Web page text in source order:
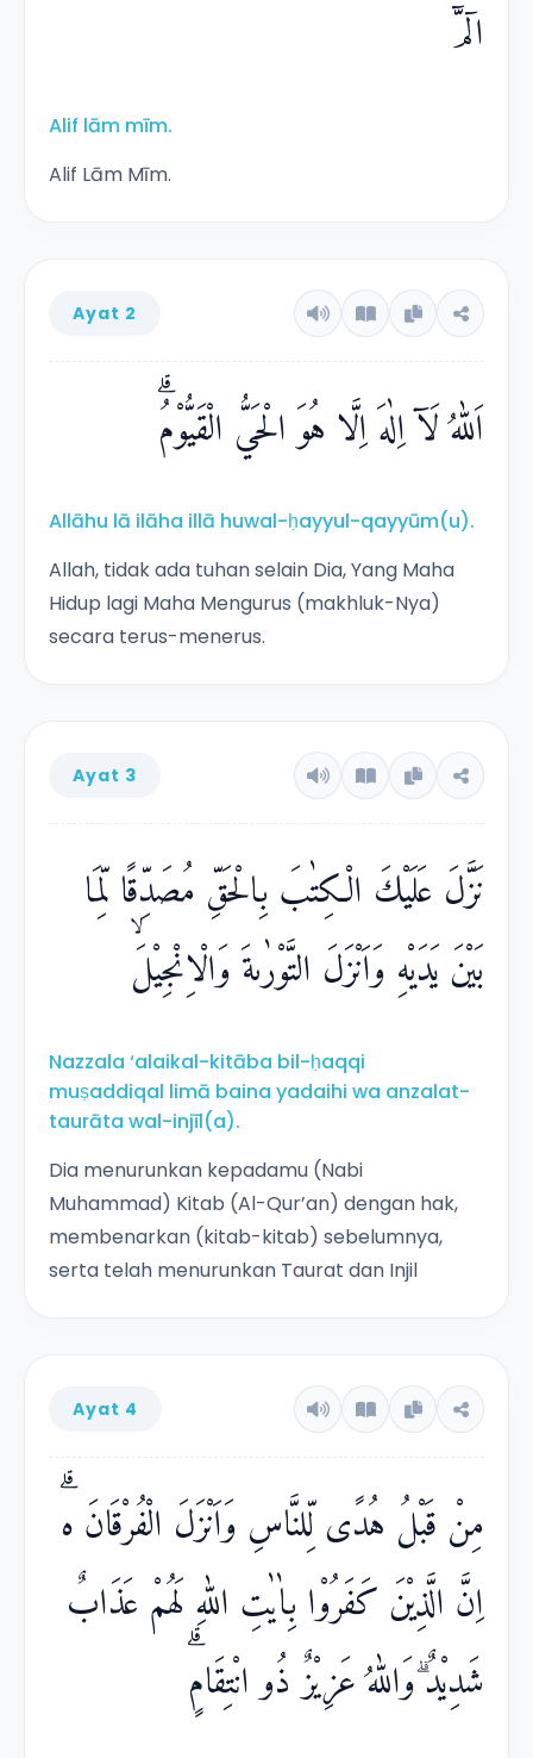
(dua yang cemerlang), karena
kedua surat ini menyingkapkan hal-hal yang
Nabi Muhammad s.a.w. dan sebagainya.
الۤمّۤ
Alif lām mīm.
Alif Lām Mīm.
Ayat 2
اَللّٰهُ لَآ اِلٰهَ اِلَّا هُوَ الْحَيُّ الْقَيُّوْمُۗ
Allāhu lā ilāha illā huwal-ḥayyul-qayyūm(u).
Allah, tidak ada tuhan selain Dia, Yang Maha
Hidup lagi Maha Mengurus (makhluk-Nya)
secara terus-menerus.
Ayat 3
نَزَّلَ عَلَيْكَ الْكِتٰبَ بِالْحَقِّ مُصَدِّقًا لِّمَا
بَيْنَ يَدَيْهِ وَاَنْزَلَ التَّوْرٰىةَ وَالْاِنْجِيْلَۙ
Nazzala ‘alaikal-kitāba bil-ḥaqqi
muṣaddiqal limā baina yadaihi wa anzalat-
taurāta wal-injīl(a).
Dia menurunkan kepadamu (Nabi
Muhammad) Kitab (Al-Qur’an) dengan hak,
membenarkan (kitab-kitab) sebelumnya,
serta telah menurunkan Taurat dan Injil
Ayat 4
مِنْ قَبْلُ هُدًى لِّلنَّاسِ وَاَنْزَلَ الْفُرْقَانَ ەۗ
اِنَّ الَّذِيْنَ كَفَرُوْا بِاٰيٰتِ اللّٰهِ لَهُمْ عَذَابٌ
شَدِيْدٌ ۗوَاللّٰهُ عَزِيْزٌ ذُو انْتِقَامٍۗ